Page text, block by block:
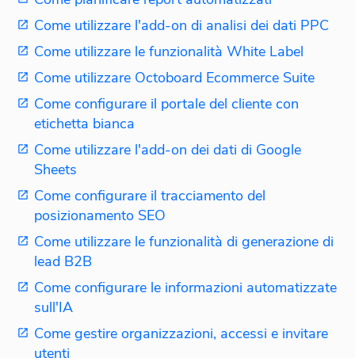
Come utilizzare l'add-on di analisi dei dati PPC
Come utilizzare le funzionalità White Label
Come utilizzare Octoboard Ecommerce Suite
Come configurare il portale del cliente con
etichetta bianca
Come utilizzare l'add-on dei dati di Google
Sheets
Come configurare il tracciamento del
posizionamento SEO
Come utilizzare le funzionalità di generazione di
lead B2B
Come configurare le informazioni automatizzate
sull'IA
Come gestire organizzazioni, accessi e invitare
utenti